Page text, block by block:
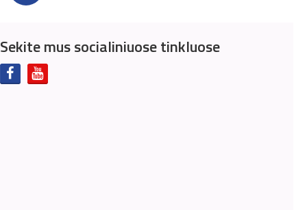
Sekite mus socialiniuose tinkluose